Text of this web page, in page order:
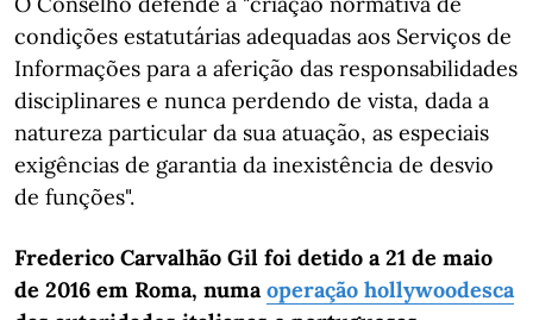
condições estatutárias adequadas aos Serviços de
Informações para a aferição das responsabilidades
disciplinares e nunca perdendo de vista, dada a
natureza particular da sua atuação, as especiais
exigências de garantia da inexistência de desvio
de funções".
Frederico Carvalhão Gil foi detido a 21 de maio
de 2016 em Roma, numaoperação hollywoodesca